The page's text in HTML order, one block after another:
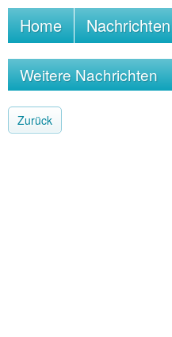
Home Nachrichten
Weitere Nachrichten
Zurück